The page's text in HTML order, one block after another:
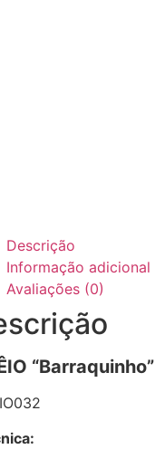
Descrição
Informação adicional
Avaliações (0)
“Barraquinho”